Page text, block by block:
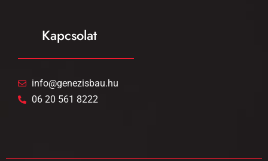
Kapcsolat
info@genezisbau.hu
06 20 561 8222